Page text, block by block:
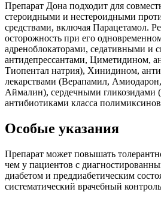
Препарат Дона подходит для
стероидными и нестероидными
средствами, включая Парацетамол.
осторожность при его
адреноблокаторами, седативными и
антидепрессантами, Циметидином,
Тиопентал натрия), Хинидином,
лекарствами (Верапамил,
Аймалин), сердечными гликозидами
антибиотиками класса
Особые указания
Препарат может повышать
чем у пациентов с
диабетом и преддиабетическим
систематический врачебный